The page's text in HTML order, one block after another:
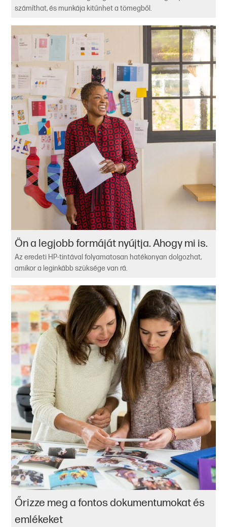
számíthat, és munkája kitűnhet a tömegből.
Ön a legjobb formáját nyújtja. Ahogy mi is.
Az eredeti HP-tintával folyamatosan hatékonyan dolgozhat,
amikor a leginkább szüksége van rá.
Őrizze meg a fontos dokumentumokat és
emlékeket